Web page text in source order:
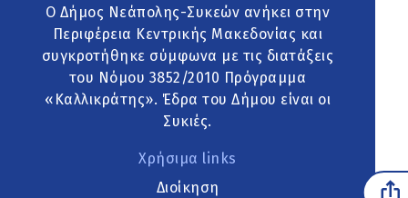
Ο Δήμος Νεάπολης-Συκεών ανήκει στην
Περιφέρεια Κεντρικής Μακεδονίας και
συγκροτήθηκε σύμφωνα με τις διατάξεις
του Νόμου 3852/2010 Πρόγραμμα
«Καλλικράτης». Έδρα του Δήμου είναι οι
Συκιές.
Χρήσιμα links
Διοίκηση